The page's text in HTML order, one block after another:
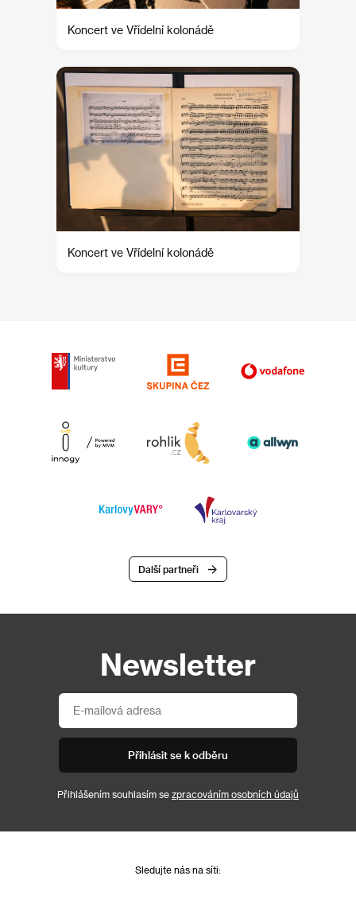
Koncert ve Vřídelní kolonádě
Koncert ve Vřídelní kolonádě
Další partneři
Newsletter
Přihlásit se k odběru
Přihlášením souhlasím se zpracováním osobních údajů
Sledujte nás na síti: